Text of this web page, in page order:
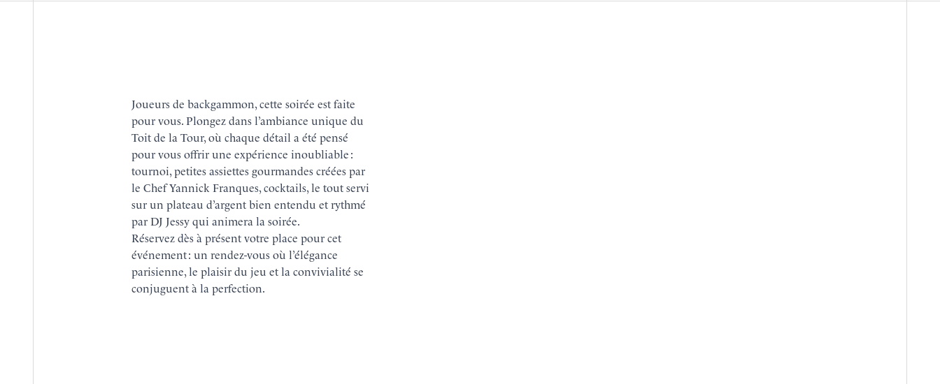
Joueurs de backgammon, cette soirée est faite
pour vous. Plongez dans l’ambiance unique du
Toit de la Tour, où chaque détail a été pensé
pour vous offrir une expérience inoubliable :
tournoi, petites assiettes gourmandes créées par
le Chef Yannick Franques, cocktails, le tout servi
sur un plateau d’argent bien entendu et rythmé
par DJ Jessy qui animera la soirée.
Réservez dès à présent votre place pour cet
événement : un rendez-vous où l’élégance
parisienne, le plaisir du jeu et la convivialité se
conjuguent à la perfection.